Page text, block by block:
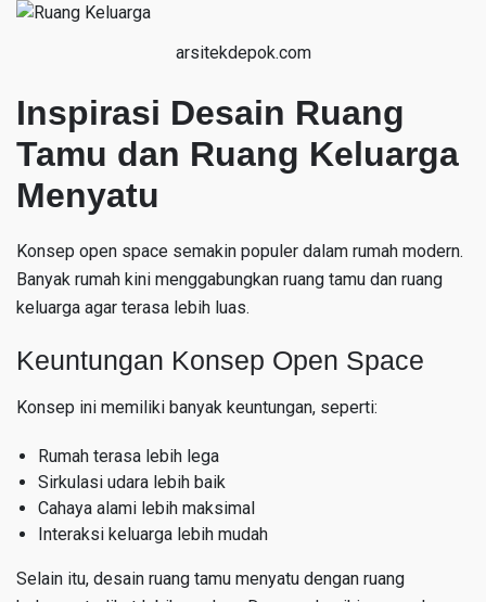
arsitekdepok.com
Inspirasi Desain Ruang
Tamu dan Ruang Keluarga
Menyatu
Konsep open space semakin populer dalam rumah modern.
Banyak rumah kini menggabungkan ruang tamu dan ruang
keluarga agar terasa lebih luas.
Keuntungan Konsep Open Space
Konsep ini memiliki banyak keuntungan, seperti:
Rumah terasa lebih lega
Sirkulasi udara lebih baik
Cahaya alami lebih maksimal
Interaksi keluarga lebih mudah
Selain itu, desain ruang tamu menyatu dengan ruang